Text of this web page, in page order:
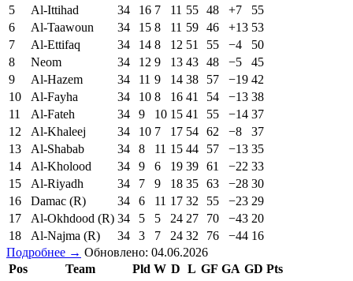
5
Al-Ittihad 34 16 7 11 55 48 +7
55
6
Al-Taawoun 34 15 8 11 59 46 +13 53
7
Al-Ettifaq 34 14 8 12 51 55 −4
50
8
Neom 34 12 9 13 43 48 −5
45
9
Al-Hazem 34 11 9 14 38 57 −19 42
10
Al-Fayha 34 10 8 16 41 54 −13 38
11
Al-Fateh 34 9 10 15 41 55 −14 37
12
Al-Khaleej 34 10 7 17 54 62 −8
37
13
Al-Shabab 34 8 11 15 44 57 −13 35
14
Al-Kholood 34 9 6 19 39 61 −22 33
15
Al-Riyadh 34 7 9 18 35 63 −28 30
16
Damac (R) 34 6 11 17 32 55 −23 29
17
Al-Okhdood (R) 34 5 5 24 27 70 −43 20
18
Al-Najma (R) 34 3 7 24 32 76 −44 16
Подробнее → Обновлено: 04.06.2026
Pos
Team Pld W D L GF GA GD Pts